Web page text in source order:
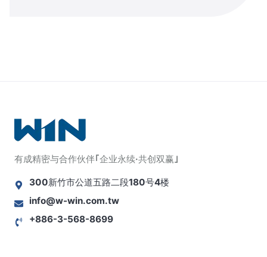
有成精密与合作伙伴｢企业永续·共创双赢｣
300新竹市公道五路二段180号4楼
info@w-win.com.tw
+886-3-568-8699